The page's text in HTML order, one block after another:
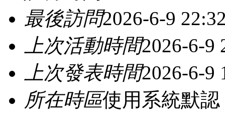
最後訪問2026-6-9
上次活動時間2026-6-9
上次發表時間2026-6-9
所在時區使用系統默認